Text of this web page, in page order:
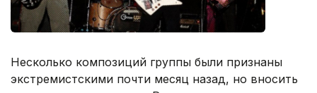
Несколько композиций группы были признаны
экстремистскими почти месяц назад, но вносить